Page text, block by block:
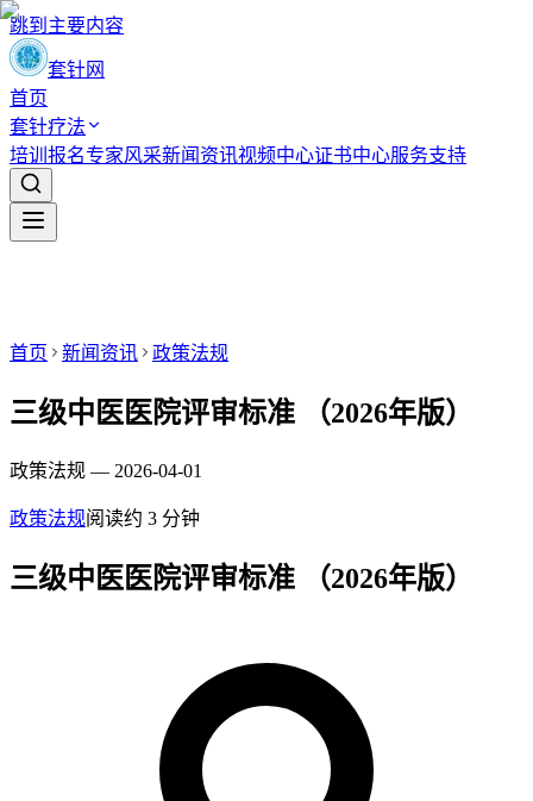
跳到主要内容
套针网
首页
套针疗法
培训报名专家风采新闻资讯视频中心证书中心服务支持
首页 新闻资讯 政策法规
三级中医医院评审标准 （2026年版）
政策法规 — 2026-04-01
政策法规阅读约 3 分钟
三级中医医院评审标准 （2026年版）